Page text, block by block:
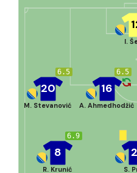
I.
6.5
16
A. Ahmedhodžić
6.5
20
M. Stevanović
S.
6.9
8
R. Krunić